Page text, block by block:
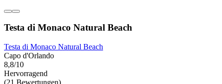
Testa di Monaco Natural Beach
Testa di Monaco Natural Beach
Capo d'Orlando
8,8/10
Hervorragend